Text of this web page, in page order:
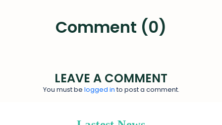
Comment (0)
LEAVE A COMMENT
You must be logged into post a comment.